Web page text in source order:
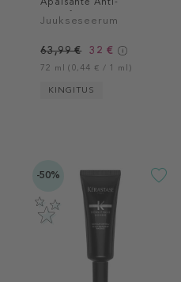
Inconforts
Juukseseerum
63,99 € 32 €
72 ml (0,44 € / 1 ml)
KINGITUS
-50%